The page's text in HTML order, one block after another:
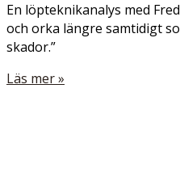
En löpteknikanalys med
och orka längre samtidigt
skador.”
Läs mer »